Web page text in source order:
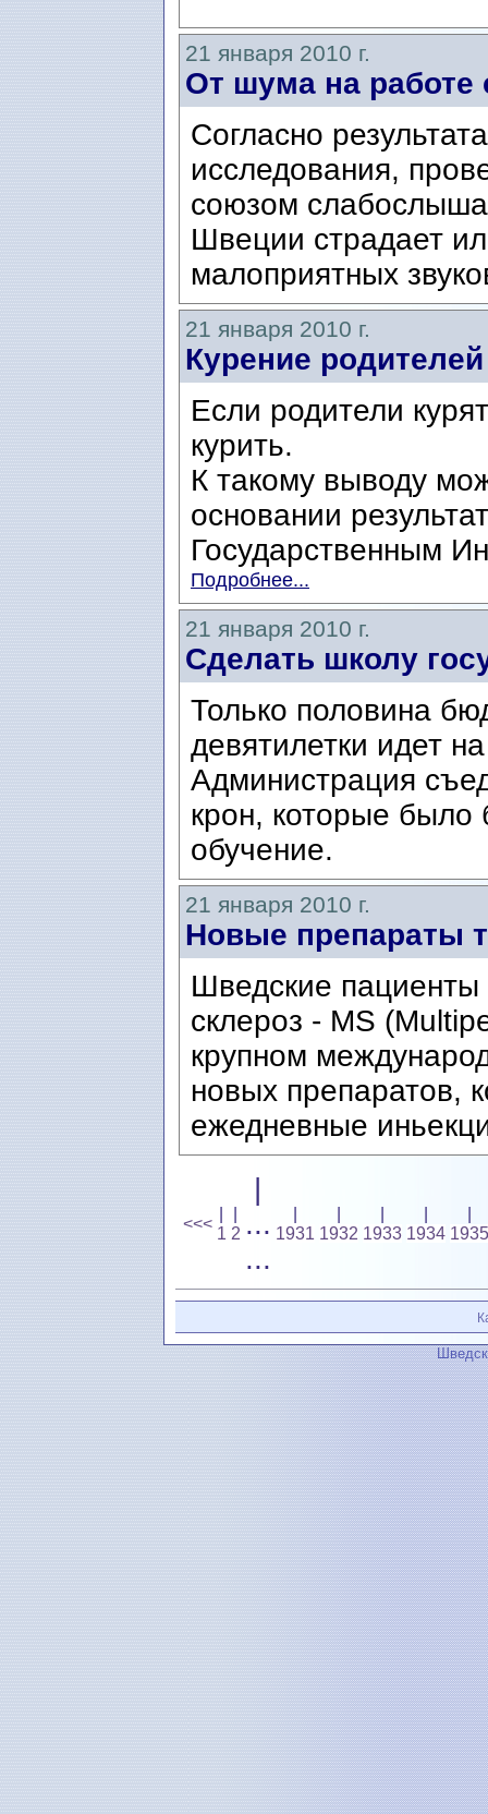
21 января 2010 г.
От шума на работе
Согласно
исследования,
союзом
Швеции страдает
малоприятных
21 января 2010 г.
Курение
Если родители
курить.
К такому выводу
основании
Государственным
Подробнее...
21 января 2010 г.
Сделать школу
Только половина
девятилетки идет
Администрация
крон, которые
обучение.
21 января 2010 г.
Новые препараты
Шведские пациенты
склероз - MS
крупном
новых препаратов,
ежедневные
<<<
1 2
|
...
...
1931 1932 1933 1934 1935